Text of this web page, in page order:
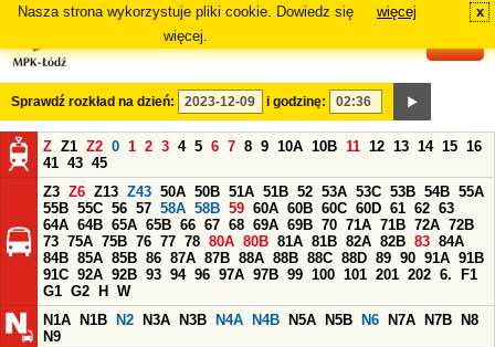
Nasza strona wykorzystuje pliki cookie. Dowiedz się
więcej.
więcej x
Sprawdź rozkład na dzień: i godzinę:
Z Z1 Z2 0 1 2 3 4 5 6 7 8 9 10A 10B 11 12 13 14 15 16
41 43 45
Z3 Z6 Z13 Z43 50A 50B 51A 51B 52 53A 53C 53B 54B 55A
55B 55C 56 57 58A 58B 59 60A 60B 60C 60D 61 62 63
64A 64B 65A 65B 66 67 68 69A 69B 70 71A 71B 72A 72B
73 75A 75B 76 77 78 80A 80B 81A 81B 82A 82B 83 84A
84B 85A 85B 86 87A 87B 88A 88B 88C 88D 89 90 91A 91B
91C 92A 92B 93 94 96 97A 97B 99 100 101 201 202 6.
F1
G1 G2 H
W
N1A
N1B N2 N3A N3B N4A N4B N5A N5B N6 N7A N7B
N8
N9